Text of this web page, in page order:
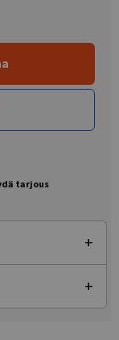
tarjous